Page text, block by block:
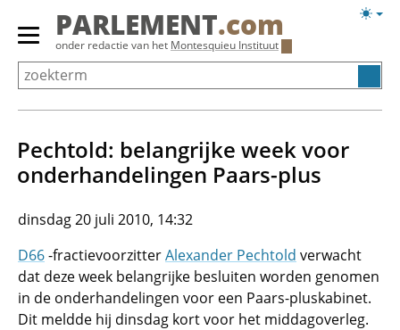
Overslaan
Primair
menu
tonen/verbergen
PARLEMENT.com
onder redactie van het Montesquieu Instituut
Pechtold: belangrijke week voor
onderhandelingen Paars-plus
dinsdag 20 juli 2010, 14:32
D66-fractievoorzitterAlexander Pechtold verwacht
dat deze week belangrijke besluiten worden genomen
in de onderhandelingen voor een Paars-pluskabinet.
Dit meldde hij dinsdag kort voor het middagoverleg.